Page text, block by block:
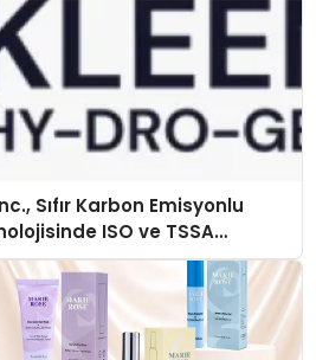
Sıfır Karbon Emisyonlu
ISO ve TSSA
Aldı